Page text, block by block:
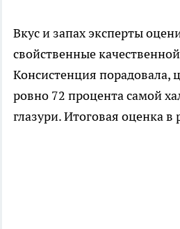
Вкус и запах эксперты
свойственные
Консистенция порадовала,
ровно 72 процента самой
глазури. Итоговая оценка в